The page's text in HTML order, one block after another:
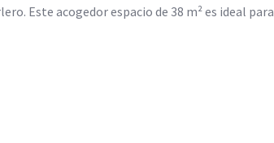
Este acogedor espacio de 38 m² es ideal para